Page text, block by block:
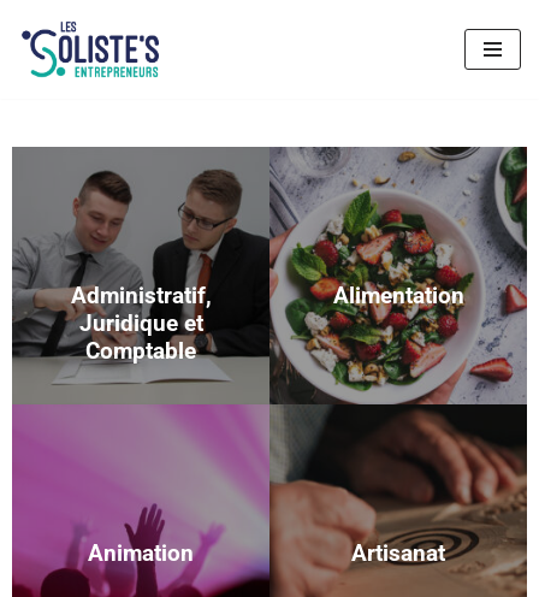
Aller
Administratif,
Juridique et
Comptable
Alimentation
Animation Artisanat